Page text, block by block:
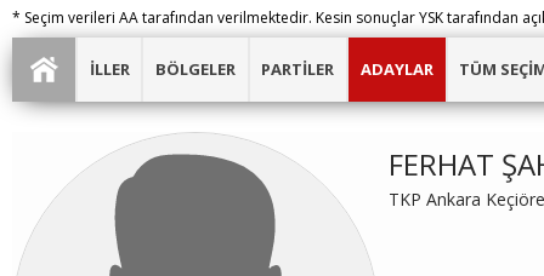
* Seçim verileri AA tarafından verilmektedir. Kesin sonuçlar YSK tarafından
İLLER BÖLGELER PARTİLER ADAYLAR TÜM
FERHAT
TKP Ankara